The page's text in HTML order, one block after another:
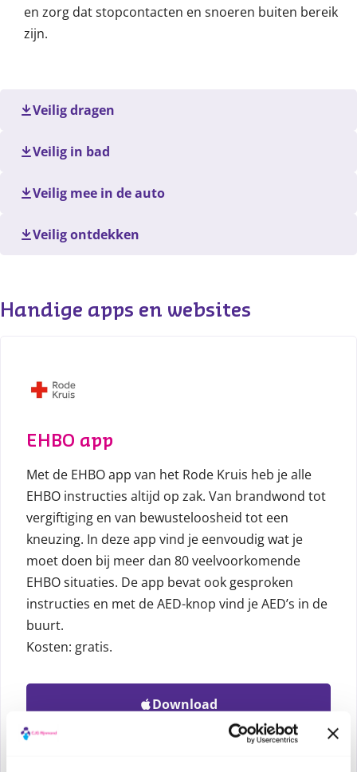
en zorg dat stopcontacten en snoeren buiten bereik
zijn.
Veilig dragen
Veilig in bad
Veilig mee in de auto
Veilig ontdekken
Handige apps en websites
EHBO app
Met de EHBO app van het Rode Kruis heb je alle
EHBO instructies altijd op zak. Van brandwond tot
vergiftiging en van bewusteloosheid tot een
kneuzing. In deze app vind je eenvoudig wat je
moet doen bij meer dan 80 veelvoorkomende
EHBO situaties. De app bevat ook gesproken
instructies en met de AED-knop vind je AED’s in de
buurt.
Kosten: gratis.
Download